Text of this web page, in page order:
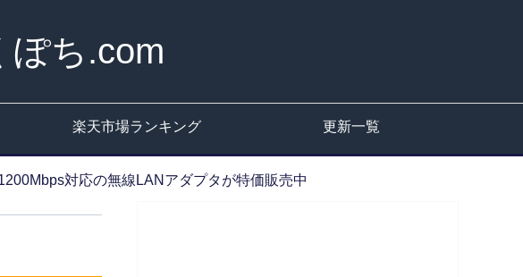
ぽち.com
楽天市場ランキング 更新一覧
対応の無線LANアダプタが特価販売中